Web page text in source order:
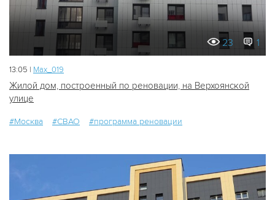
23 1
13:05 | Мах_019
Жилой дом, построенный по реновации, на Верхоянской
улице
#Москва #СВАО #программа реновации